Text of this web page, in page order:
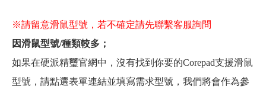
※請留意滑鼠型號，若不確定請先聯繫客服詢問
因滑鼠型號/種類較多；
如果在硬派精璽官網中，沒有找到你要的Corepad支援滑鼠
型號，請點選表單連結並填寫需求型號，我們將會作為參